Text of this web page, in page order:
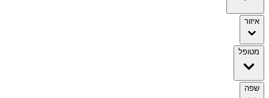
איזור
מטופל
שפה